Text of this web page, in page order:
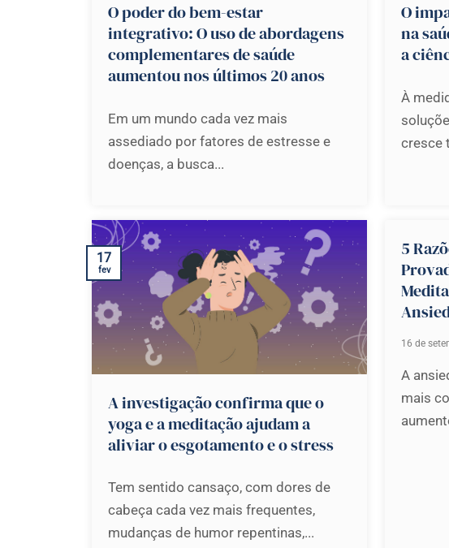
O poder do bem-estar
integrativo: O uso de abordagens
complementares de saúde
aumentou nos últimos 20 anos
Em um mundo cada vez mais
assediado por fatores de estresse e
doenças, a busca...
O
na
a
À
cresce
A investigação confirma que o
yoga e a meditação ajudam a
aliviar o esgotamento e o stress
Tem sentido cansaço, com dores de
cabeça cada vez mais frequentes,
mudanças de humor repentinas,...
17
fev
5
16 de
A
mais